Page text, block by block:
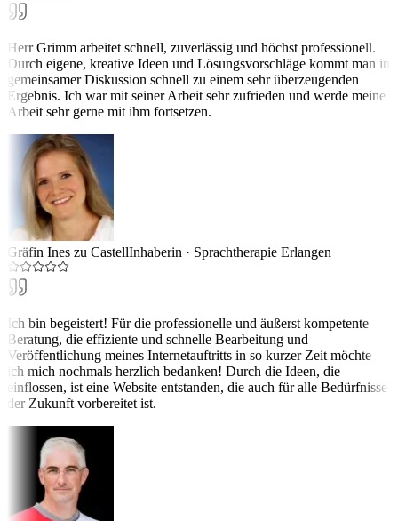
Herr Grimm arbeitet schnell, zuverlässig und höchst professionell.
Durch eigene, kreative Ideen und Lösungsvorschläge kommt man in
gemeinsamer Diskussion schnell zu einem sehr überzeugenden
Ergebnis. Ich war mit seiner Arbeit sehr zufrieden und werde meine
Arbeit sehr gerne mit ihm fortsetzen.
Gräfin Ines zu CastellInhaberin · Sprachtherapie Erlangen
Ich bin begeistert! Für die professionelle und äußerst kompetente
Beratung, die effiziente und schnelle Bearbeitung und
Veröffentlichung meines Internetauftritts in so kurzer Zeit möchte
ich mich nochmals herzlich bedanken! Durch die Ideen, die
einflossen, ist eine Website entstanden, die auch für alle Bedürfnisse
der Zukunft vorbereitet ist.